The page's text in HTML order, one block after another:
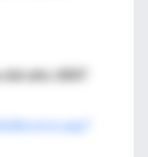
año 2007